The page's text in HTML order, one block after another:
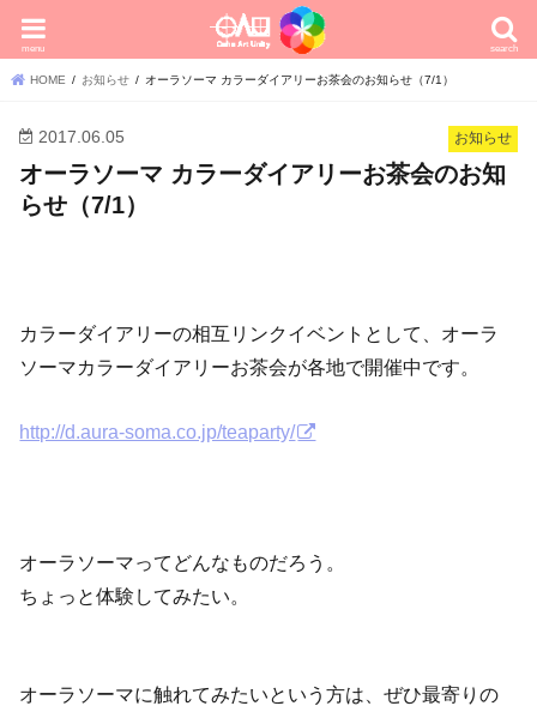
search
menu
HOME お知らせ オーラソーマ カラーダイアリーお茶会のお知らせ（7/1）
お知らせ
2017.06.05
オーラソーマ カラーダイアリーお茶会のお知
らせ（7/1）
カラーダイアリーの相互リンクイベントとして、オーラ
ソーマカラーダイアリーお茶会が各地で開催中です。
http://d.aura-soma.co.jp/teaparty/
オーラソーマってどんなものだろう。
ちょっと体験してみたい。
オーラソーマに触れてみたいという方は、ぜひ最寄りの